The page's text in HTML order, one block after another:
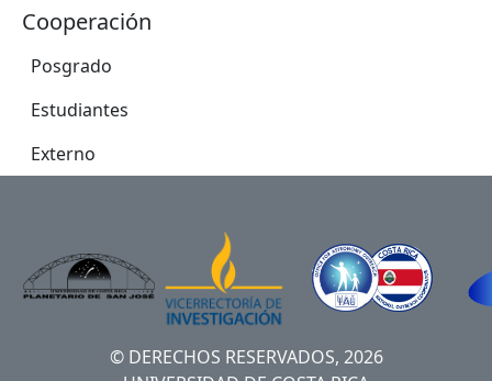
Cooperación
Posgrado
Estudiantes
Externo
© DERECHOS RESERVADOS, 2026